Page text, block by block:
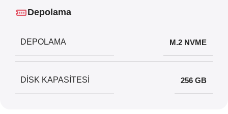
Depolama
DEPOLAMA M.2 NVME
DISK KAPASITESI 256 GB